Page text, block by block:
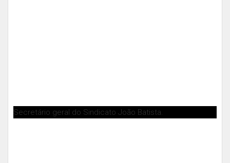
Secretário geral do Sindicato João Batista.